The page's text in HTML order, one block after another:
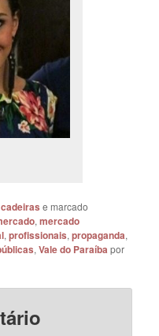
e marcado
,mercado
,profissionais,propaganda,
,Vale do Paraíba por